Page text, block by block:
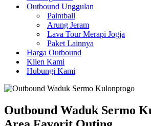
Outbound Unggulan
Paintball
Arung Jeram
Lava Tour Merapi Jogja
Paket Lainnya
Harga Outbound
Klien Kami
Hubungi Kami
Outbound Waduk Sermo